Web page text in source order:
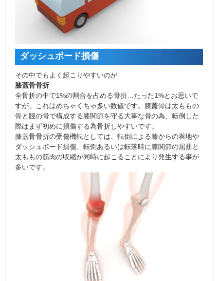
ダッシュボード損傷
その中でもよく起こりやすいのが
膝蓋骨骨折
全骨折の中で1%の割合を占める骨折…たった1%とお思いで
すが、これはめちゃくちゃ多い数値です。膝蓋骨は太ももの
骨と脛の骨で構成する膝関節を守る大事な骨の為、転倒した
際はまず初めに損傷する為骨折しやすいです。
膝蓋骨骨折の受傷機転としては、転倒による膝からの着地や
ダッシュボード損傷、転倒あるいは転落時に膝関節の屈曲と
太ももの筋肉の収縮が同時に起こることにより発生する事が
多いです。